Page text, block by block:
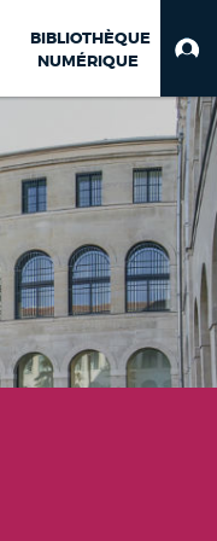
BIBLIOTHÈQUE
NUMÉRIQUE